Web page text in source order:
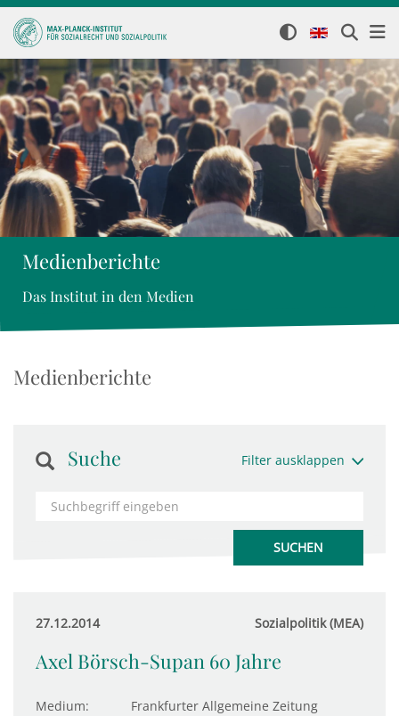
Medienberichte
Das Institut in den Medien
Medienberichte
Suche Filter ausklappen
27.12.2014 Sozialpolitik (MEA)
Axel Börsch-Supan 60 Jahre
Medium:
Frankfurter Allgemeine Zeitung